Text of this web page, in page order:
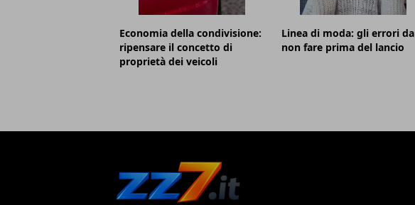
Economia della condivisione:
ripensare il concetto di
proprietà dei veicoli
Linea di moda: gli errori da
non fare prima del lancio